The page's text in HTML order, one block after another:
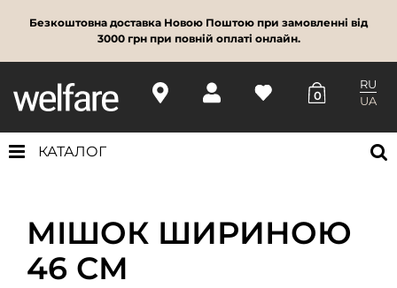
Безкоштовна доставка Новою Поштою при замовленні від
3000 грн при повній оплаті онлайн.
0
RU
UA
КАТАЛОГ
МІШОК ШИРИНОЮ
46 СМ